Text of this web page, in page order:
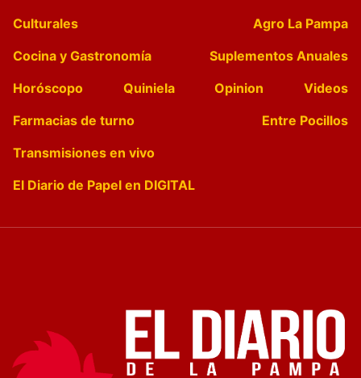
Culturales
Agro La Pampa
Cocina y Gastronomía
Suplementos Anuales
Horóscopo
Quiniela Opinion
Videos
Farmacias de turno
Entre Pocillos
Transmisiones en vivo
El Diario de Papel en DIGITAL